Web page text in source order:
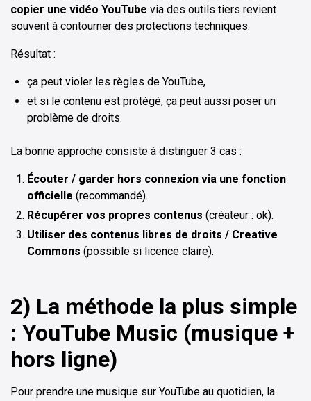
copier une vidéo YouTube via des outils tiers revient
souvent à contourner des protections techniques.
Résultat :
ça peut violer les règles de YouTube,
et si le contenu est protégé, ça peut aussi poser un
problème de droits.
La bonne approche consiste à distinguer 3 cas :
Écouter / garder hors connexion via une fonction
officielle (recommandé).
Récupérer vos propres contenus (créateur : ok).
Utiliser des contenus libres de droits / Creative
Commons (possible si licence claire).
2) La méthode la plus simple
: YouTube Music (musique +
hors ligne)
Pour prendre une musique sur YouTube au quotidien, la